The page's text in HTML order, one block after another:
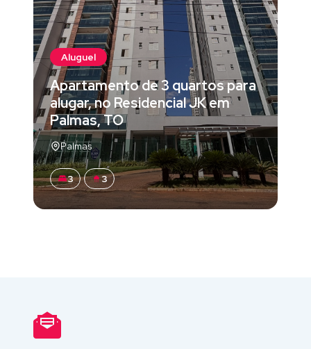
Aluguel
Apartamento de 3 quartos para
alugar, no Residencial JK em
Palmas, TO
Palmas
3 3